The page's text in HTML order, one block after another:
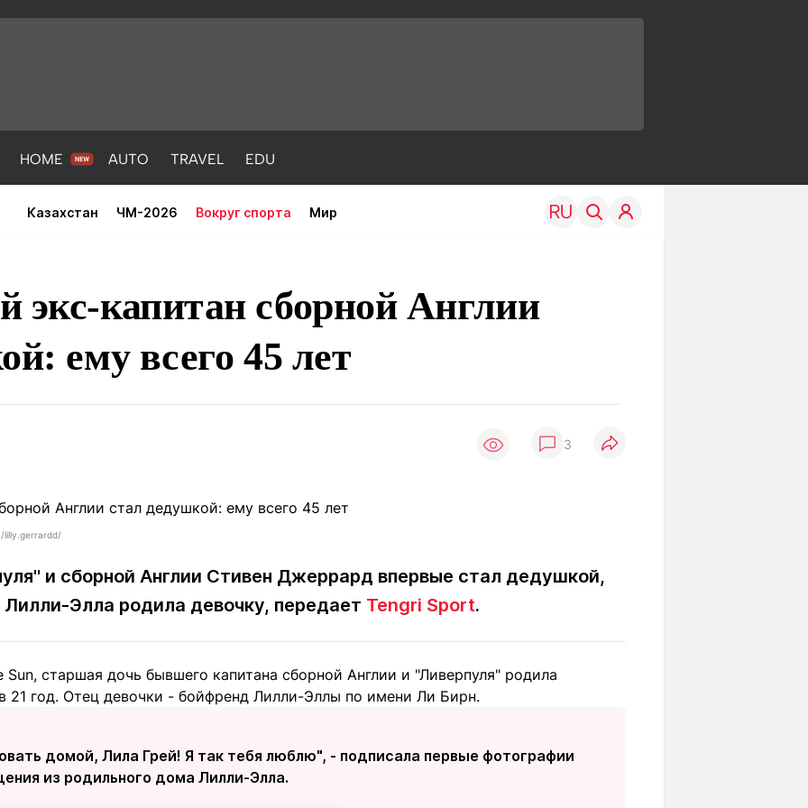
HOME AUTO TRAVEL EDU
Казахстан ЧМ-2026 Вокруг спорта Мир
HOME
Путевые
Учебные
Контакты редакции Вакансии Реклама Пресс-центр Светлая тема
экс-капитан сборной Англии
ему всего 45 лет
3
lilly.gerrardd/
и сборной Англии Стивен Джеррард впервые стал дедушкой,
Лилли-Элла родила девочку, передает Tengri Sport.
Sun, старшая дочь бывшего капитана сборной Англии и "Ливерпуля" родила
21 год. Отец девочки - бойфренд Лилли-Эллы по имени Ли Бирн.
домой, Лила Грей! Я так тебя люблю", - подписала первые фотографии
из родильного дома Лилли-Элла.